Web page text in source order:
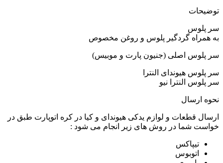
توضیحات
سر پلوس
به همراه گردگیر پلوس و روغن مخصوص
سر پلوس اصلی (جنیون پارت و موبیس)
سر پلوس هیوندای النترا
سر پلوس النترا نیو
نحوه ارسال
ارسال قطعات و لوازم یدکی هیوندای و کیا در کره اتوپارت طبق در
خواست شما در روش های زیر انجام می شود :
تیپاکس
اتوبوس